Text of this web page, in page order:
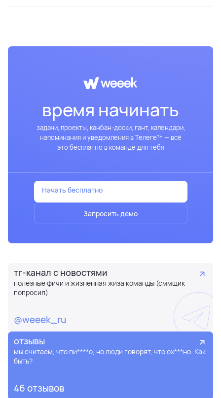
время начинать
задачи, проекты, канбан-доски, гант, календари,
напоминания и уведомления в Телеге™ — всё
это бесплатно в команде для тебя
Начать бесплатно
Запросить демо
тг-канал с новостями
полезные фичи и жизненная жиза команды (сммщик
попросил)
@weeek_ru
отзывы
мы считаем, что пи****о, но люди говорят, что ох***но. Как
быть?
46 отзывов